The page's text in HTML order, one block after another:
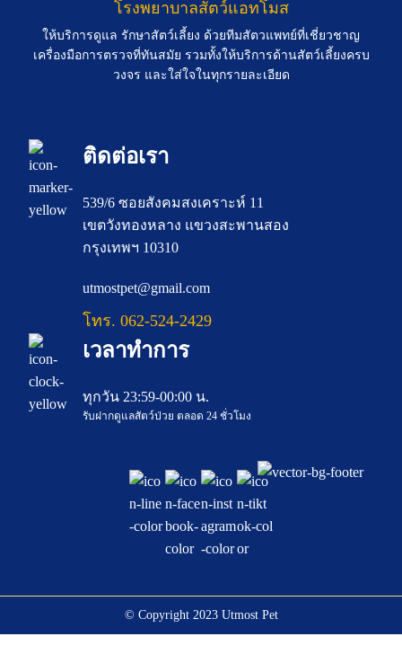
โรงพยาบาลสัตว์แอทโมส
ให้บริการดูแล รักษาสัตว์เลี้ยง ด้วยทีมสัตวแพทย์ที่เชี่ยวชาญ
เครื่องมือการตรวจที่ทันสมัย รวมทั้งให้บริการด้านสัตว์เลี้ยงครบ
วงจร และใส่ใจในทุกรายละเอียด
ติดต่อเรา
539/6 ซอยสังคมสงเคราะห์ 11
เขตวังทองหลาง แขวงสะพานสอง
กรุงเทพฯ 10310
utmostpet@gmail.com
โทร. 062-524-2429
เวลาทำการ
ทุกวัน 23:59-00:00 น.
รับฝากดูแลสัตว์ป่วย ตลอด 24 ชั่วโมง
© Copyright 2023 Utmost Pet